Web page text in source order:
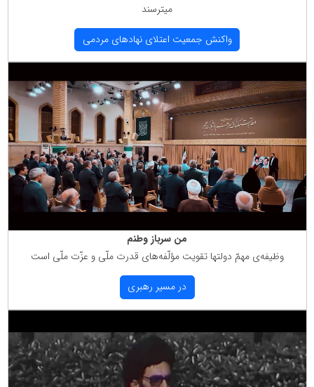
میترسند
واكنش جمعیت اعتلای نهادهای مردمی
من سرباز وطنم
وظیفه‌ی مهمّ دولتها تقویت مؤلّفه‌های قدرت ملّی و عزّت ملّی است
در مسیر رهبری